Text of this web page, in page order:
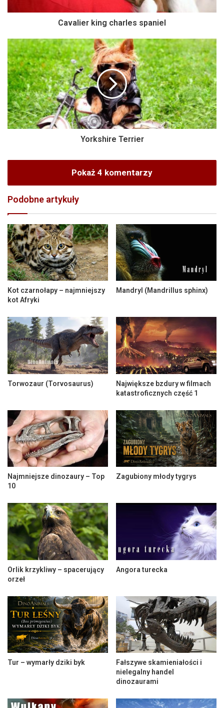
Cavalier king charles spaniel
Yorkshire Terrier
Pokaż 4 komentarzy
Podobne artykuły
Kot czarnołapy – najmniejszy
kot Afryki
Mandryl (Mandrillus sphinx)
Torwozaur (Torvosaurus)
Największe bzdury w filmach
katastroficznych część 1
Najmniejsze dinozaury – Top
10
Zagubiony młody tygrys
Orlik krzykliwy – spacerujący
orzeł
Angora turecka
Tur – wymarły dziki byk
Fałszywe skamieniałości i
nielegalny handel
dinozaurami